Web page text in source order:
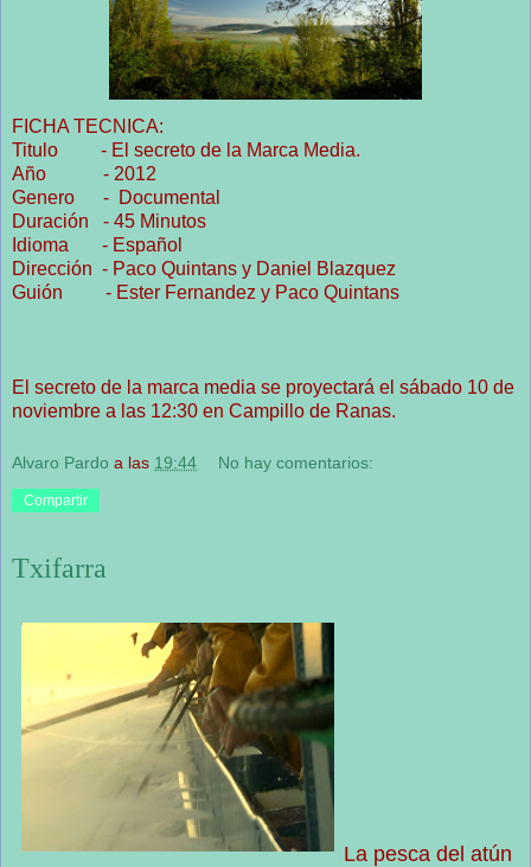
FICHA TECNICA:
Titulo - El secreto de la Marca Media.
Año - 2012
Genero - Documental
Duración - 45 Minutos
Idioma - Español
Dirección - Paco Quintans y Daniel Blazquez
Guión - Ester Fernandez y Paco Quintans
El secreto de la marca media se proyectará el sábado 10 de
noviembre a las 12:30 en Campillo de Ranas.
Alvaro Pardo a las 19:44 No hay comentarios:
Compartir
Txifarra
La pesca del atún